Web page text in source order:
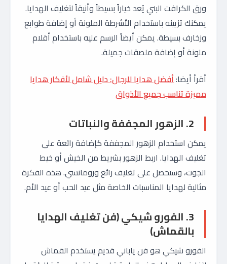
ورق الكرافت البني يُعد خياراً بسيطاً وأنيقاً لتغليف الهدايا.
يمكنك تزيينه باستخدام الأشرطة الملونة أو إضافة طوابع
وزخارف بسيطة. يمكن أيضاً الرسم عليه باستخدام أقلام
ملونة أو إضافة ملصقات جميلة.
أقرأ أيضا:أفضل هدايا للرجال: دليل شامل لأفكار هدايا
مميزة تناسب جميع الأذواق
2. الزهور المجففة والنباتات
يمكن استخدام الزهور المجففة كإضافة رائعة على
تغليف الهدايا. اربط الزهور بشريط من الخيش أو خيط
الجوت، وستحصل على تغليف رائع ورومانسي. هذه الفكرة
مثالية لهدايا المناسبات الخاصة مثل عيد الحب أو عيد الأم.
3. الفورو شيكي (فن تغليف الهدايا
بالقماش)
الفورو شيكي هو فن ياباني قديم يستخدم القماش